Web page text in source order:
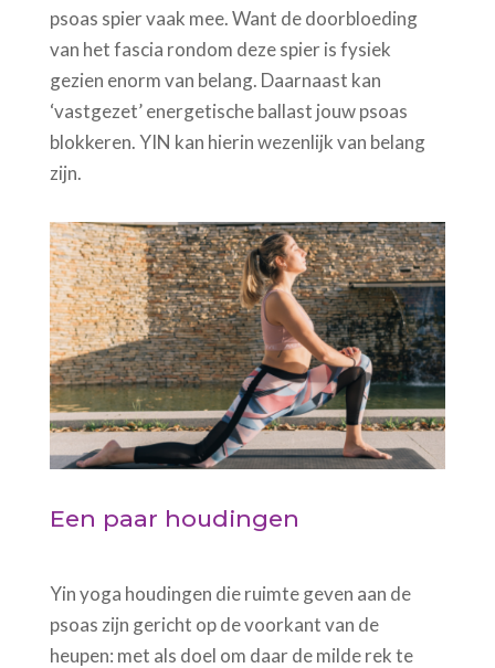
psoas spier vaak mee. Want de doorbloeding
van het fascia rondom deze spier is fysiek
gezien enorm van belang. Daarnaast kan
‘vastgezet’ energetische ballast jouw psoas
blokkeren. YIN kan hierin wezenlijk van belang
zijn.
Een paar houdingen
Yin yoga houdingen die ruimte geven aan de
psoas zijn gericht op de voorkant van de
heupen: met als doel om daar de milde rek te